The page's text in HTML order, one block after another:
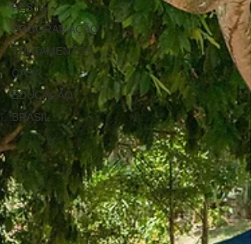
FESTA
PROGRAMAÇÃO
TRATAMENTOS
CASA
EDUCAÇÃO
BRASIL